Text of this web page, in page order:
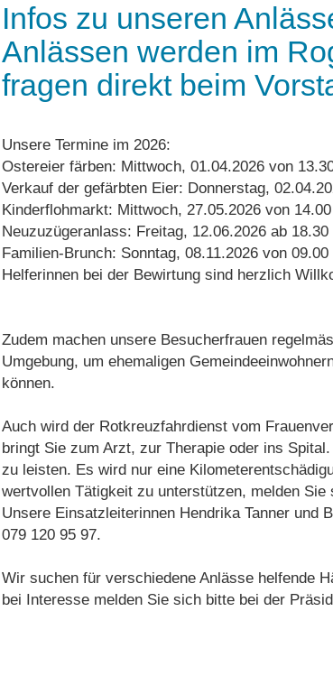
Infos zu unseren
Anlässen werden im
fragen direkt beim
Unsere Termine im 2026:
Ostereier färben: Mittwoch, 01.04.2026 von
Verkauf der gefärbten Eier: Donnerstag,
Kinderflohmarkt: Mittwoch, 27.05.2026 von
Neuzuzügeranlass: Freitag, 12.06.2026 ab
Familien-Brunch: Sonntag, 08.11.2026 von
Helferinnen bei der Bewirtung sind herzlich
Zudem machen unsere Besucherfrauen
Umgebung, um ehemaligen
können.
Auch wird der Rotkreuzfahrdienst vom
bringt Sie zum Arzt, zur Therapie oder ins
zu leisten. Es wird nur eine
wertvollen Tätigkeit zu unterstützen, melden Sie
Unsere Einsatzleiterinnen Hendrika Tanner und
079 120 95 97.
Wir suchen für verschiedene Anlässe helfende
bei Interesse melden Sie sich bitte bei der